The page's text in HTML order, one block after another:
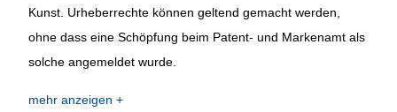
Kunst. Urheberrechte können geltend gemacht werden,
ohne dass eine Schöpfung beim Patent- und Markenamt als
solche angemeldet wurde.
mehr anzeigen